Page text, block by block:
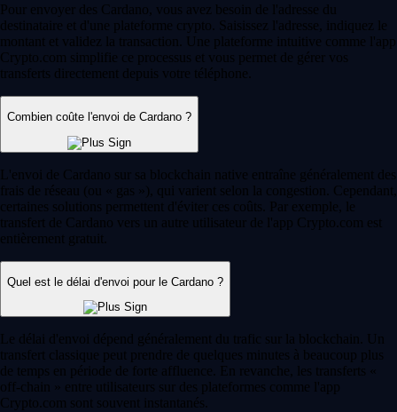
Pour envoyer des Cardano, vous avez besoin de l'adresse du
destinataire et d'une plateforme crypto. Saisissez l'adresse, indiquez le
montant et validez la transaction. Une plateforme intuitive comme l'app
Crypto.com simplifie ce processus et vous permet de gérer vos
transferts directement depuis votre téléphone.
Combien coûte l'envoi de Cardano ?
L'envoi de Cardano sur sa blockchain native entraîne généralement des
frais de réseau (ou « gas »), qui varient selon la congestion. Cependant,
certaines solutions permettent d'éviter ces coûts. Par exemple, le
transfert de Cardano vers un autre utilisateur de l'app Crypto.com est
entièrement gratuit.
Quel est le délai d'envoi pour le Cardano ?
Le délai d'envoi dépend généralement du trafic sur la blockchain. Un
transfert classique peut prendre de quelques minutes à beaucoup plus
de temps en période de forte affluence. En revanche, les transferts «
off-chain » entre utilisateurs sur des plateformes comme l'app
Crypto.com sont souvent instantanés.